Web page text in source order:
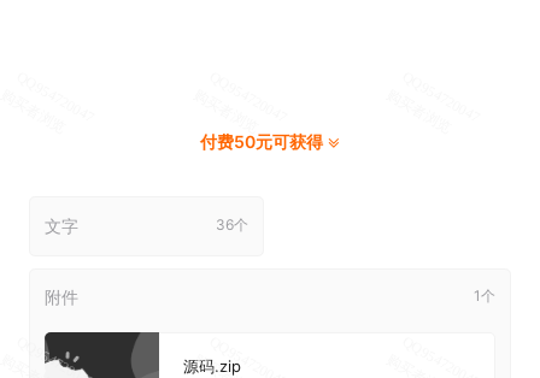
付费50元可获得
文字 36个
附件 1个
源码.zip